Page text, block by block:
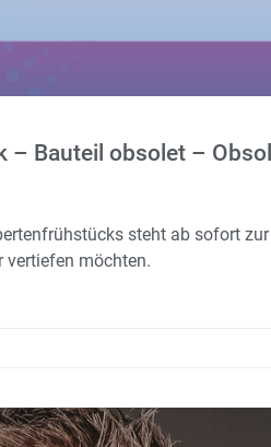
– Bauteil obsolet –
steht ab sofort
vertiefen möchten.